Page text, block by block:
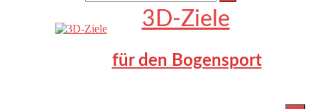
3D-Ziele
für den Bogensport